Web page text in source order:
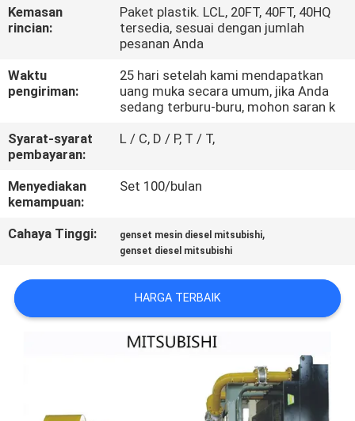
HUBUNGI
KAMI
PERMINTAAN
PENAWARAN
SITEMAP
PRIVACY
POLICY
Kemasan
rincian:
Paket plastik. LCL, 20FT, 40FT, 40HQ
tersedia, sesuai dengan jumlah
pesanan Anda
Waktu
pengiriman:
25 hari setelah kami mendapatkan
uang muka secara umum, jika Anda
sedang terburu-buru, mohon saran k
Syarat-syarat
pembayaran:
L / C, D / P, T / T,
Menyediakan
kemampuan:
Set 100/bulan
Cahaya Tinggi: genset mesin diesel mitsubishi,
genset diesel mitsubishi
HARGA TERBAIK